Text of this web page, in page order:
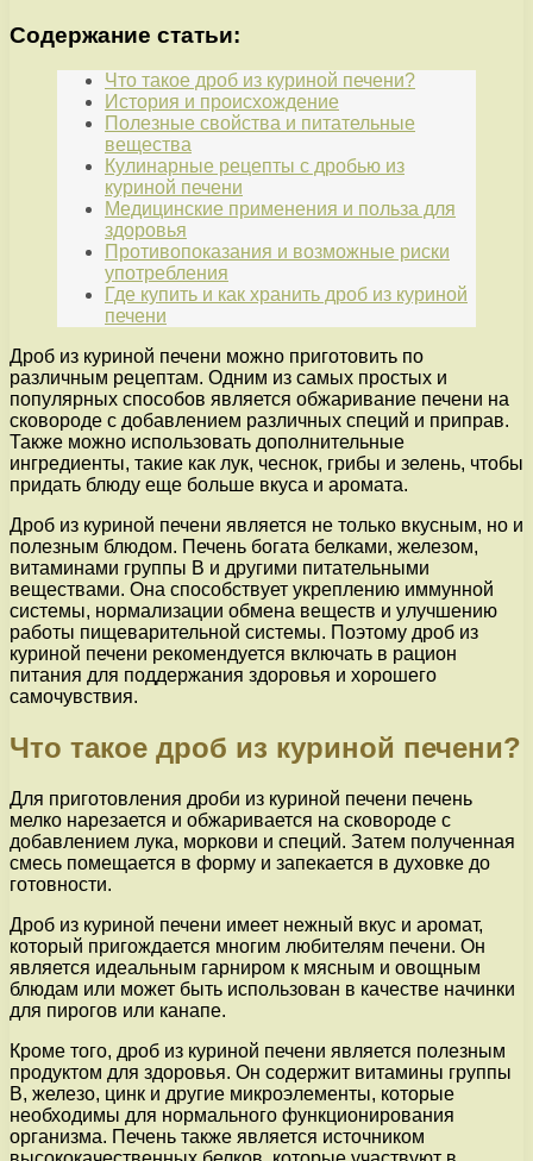
Содержание статьи:
Что такое дроб из куриной печени?
История и происхождение
Полезные свойства и питательные
вещества
Кулинарные рецепты с дробью из
куриной печени
Медицинские применения и польза для
здоровья
Противопоказания и возможные риски
употребления
Где купить и как хранить дроб из куриной
печени
Дроб из куриной печени можно приготовить по
различным рецептам. Одним из самых простых и
популярных способов является обжаривание печени на
сковороде с добавлением различных специй и приправ.
Также можно использовать дополнительные
ингредиенты, такие как лук, чеснок, грибы и зелень, чтобы
придать блюду еще больше вкуса и аромата.
Дроб из куриной печени является не только вкусным, но и
полезным блюдом. Печень богата белками, железом,
витаминами группы В и другими питательными
веществами. Она способствует укреплению иммунной
системы, нормализации обмена веществ и улучшению
работы пищеварительной системы. Поэтому дроб из
куриной печени рекомендуется включать в рацион
питания для поддержания здоровья и хорошего
самочувствия.
Что такое дроб из куриной печени?
Для приготовления дроби из куриной печени печень
мелко нарезается и обжаривается на сковороде с
добавлением лука, моркови и специй. Затем полученная
смесь помещается в форму и запекается в духовке до
готовности.
Дроб из куриной печени имеет нежный вкус и аромат,
который пригождается многим любителям печени. Он
является идеальным гарниром к мясным и овощным
блюдам или может быть использован в качестве начинки
для пирогов или канапе.
Кроме того, дроб из куриной печени является полезным
продуктом для здоровья. Он содержит витамины группы
В, железо, цинк и другие микроэлементы, которые
необходимы для нормального функционирования
организма. Печень также является источником